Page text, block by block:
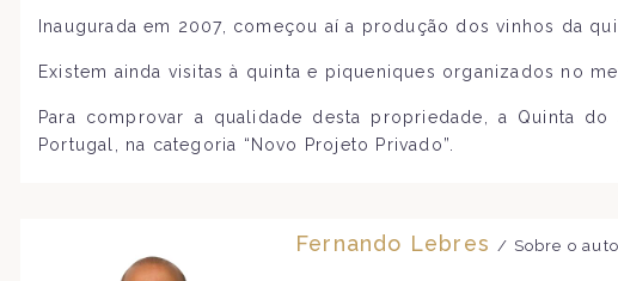
Inaugurada em 2007, começou aí a produção dos vinhos da
Existem ainda visitas à quinta e piqueniques organizados no
Para comprovar a qualidade desta propriedade, a Quinta
Portugal, na categoria “Novo Projeto Privado”.
Fernando Lebres / Sobre o